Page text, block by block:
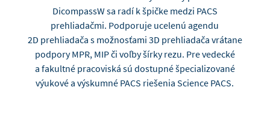
DicompassW sa radí k špičke medzi PACS
prehliadačmi. Podporuje ucelenú agendu
2D prehliadača s možnosťami 3D prehliadača vrátane
podpory MPR, MIP či voľby šírky rezu. Pre vedecké
a fakultné pracoviská sú dostupné špecializované
výukové a výskumné PACS riešenia Science PACS.